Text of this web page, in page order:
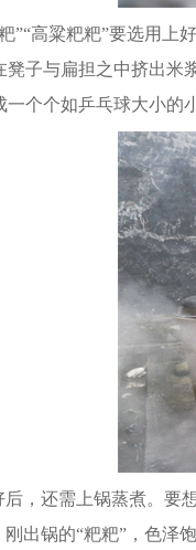
”“高粱粑粑”要选用
子与扁担之中挤出
个个如乒乓球大小的
后，还需上锅蒸煮。要
刚出锅的“粑粑”，色